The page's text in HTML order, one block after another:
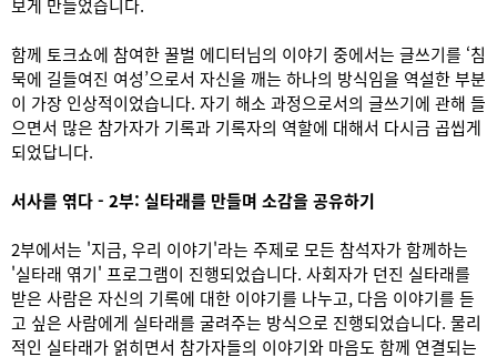
보게 만들었습니다.
함께 토크쇼에 참여한 꿀벌 에디터님의 이야기 중에서는 글쓰기를 ‘침
묵에 길들여진 여성’으로서 자신을 깨는 하나의 방식임을 역설한 부분
이 가장 인상적이었습니다. 자기 해소 과정으로서의 글쓰기에 관해 들
으면서 많은 참가자가 기록과 기록자의 역할에 대해서 다시금 곱씹게
되었답니다.
서사를 엮다 - 2부: 실타래를 만들며 소감을 공유하기
2부에서는 '지금, 우리 이야기'라는 주제로 모든 참석자가 함께하는
'실타래 엮기' 프로그램이 진행되었습니다. 사회자가 던진 실타래를
받은 사람은 자신의 기록에 대한 이야기를 나누고, 다음 이야기를 듣
고 싶은 사람에게 실타래를 굴려주는 방식으로 진행되었습니다. 물리
적인 실타래가 얽히면서 참가자들의 이야기와 마음도 함께 연결되는